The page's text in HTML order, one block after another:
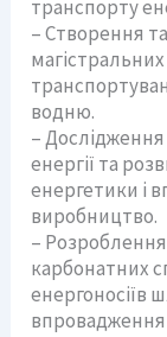
транспорту
– Створення
водню.
– Дослідження
енергії та
енергетики і
виробництво.
–
карбонатних
енергоносіїв
впровадження